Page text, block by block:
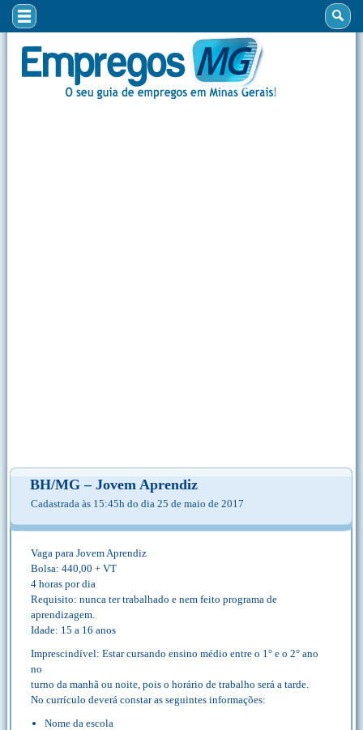
BH/MG – Jovem Aprendiz
Cadastrada às 15:45h do dia 25 de maio de 2017
Vaga para Jovem Aprendiz
Bolsa: 440,00 + VT
4 horas por dia
Requisito: nunca ter trabalhado e nem feito programa de
aprendizagem.
Idade: 15 a 16 anos
Imprescindível: Estar cursando ensino médio entre o 1° e o 2° ano
no
turno da manhã ou noite, pois o horário de trabalho será a tarde.
No currículo deverá constar as seguintes informações:
Nome da escola